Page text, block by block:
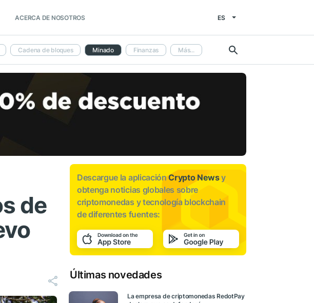
ACERCA DE NOSOTROS ES
Cadena de bloques Minado Finanzas Más...
de
Descargue la aplicaciónCrypto Newsy
obtenga noticias globales sobre
criptomonedas y tecnología blockchain
de diferentes fuentes:
Últimas novedades
La empresa de criptomonedas RedotPay